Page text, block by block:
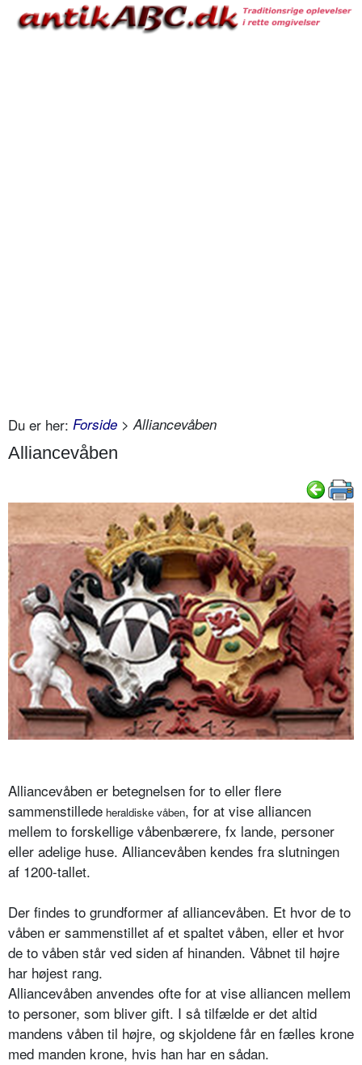
Du er her: Forside > Alliancevåben
Alliancevåben
Alliancevåben er betegnelsen for to eller flere
sammenstillede heraldiske våben, for at vise alliancen
mellem to forskellige våbenbærere, fx lande, personer
eller adelige huse. Alliancevåben kendes fra slutningen
af 1200-tallet.
Der findes to grundformer af alliancevåben. Et hvor de to
våben er sammenstillet af et spaltet våben, eller et hvor
de to våben står ved siden af hinanden. Våbnet til højre
har højest rang.
Alliancevåben anvendes ofte for at vise alliancen mellem
to personer, som bliver gift. I så tilfælde er det altid
mandens våben til højre, og skjoldene får en fælles krone
med manden krone, hvis han har en sådan.